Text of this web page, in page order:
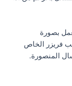
بصورة
فريزر الخاص
المنصورة.